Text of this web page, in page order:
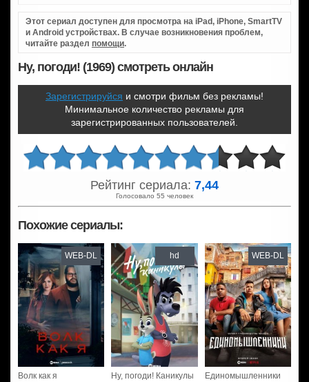
Этот сериал доступен для просмотра на iPad, iPhone, SmartTV
и Android устройствах. В случае возникновения проблем,
читайте раздел помощи.
Ну, погоди! (1969) смотреть онлайн
Зарегистрируйся и смотри фильм без рекламы!
Минимальное количество рекламы для
зарегистрированных пользователей.
Рейтинг сериала: 7,44
Голосовало 55 человек
Похожие сериалы:
Волк как я
WEB-DL
Ну, погоди! Каникулы
hd
Единомышленники
WEB-DL